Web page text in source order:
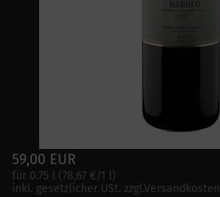
59,00 EUR
für 0.75 l (78,67 €/1 l)
inkl. gesetzlicher USt. zzgl.Versandkosten